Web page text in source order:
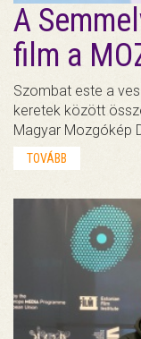
A
film a
Szombat este a
keretek között
Magyar Mozgókép
TOVÁBB